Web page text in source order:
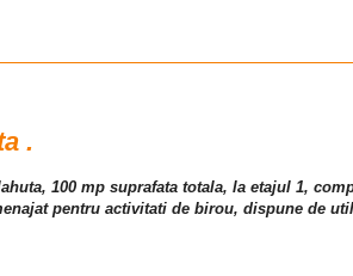
.
100 mp suprafata totala, la etajul 1,
pentru activitati de birou, dispune de